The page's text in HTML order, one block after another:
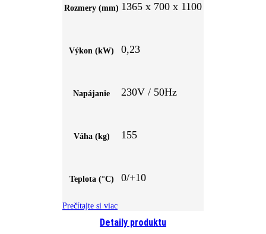
Detaily produktu
Rozmery (mm) 1365 x 700 x 1100
Výkon (kW) 0,23
Napájanie 230V / 50Hz
Váha (kg) 155
Teplota (°C) 0/+10
Prečítajte si viac